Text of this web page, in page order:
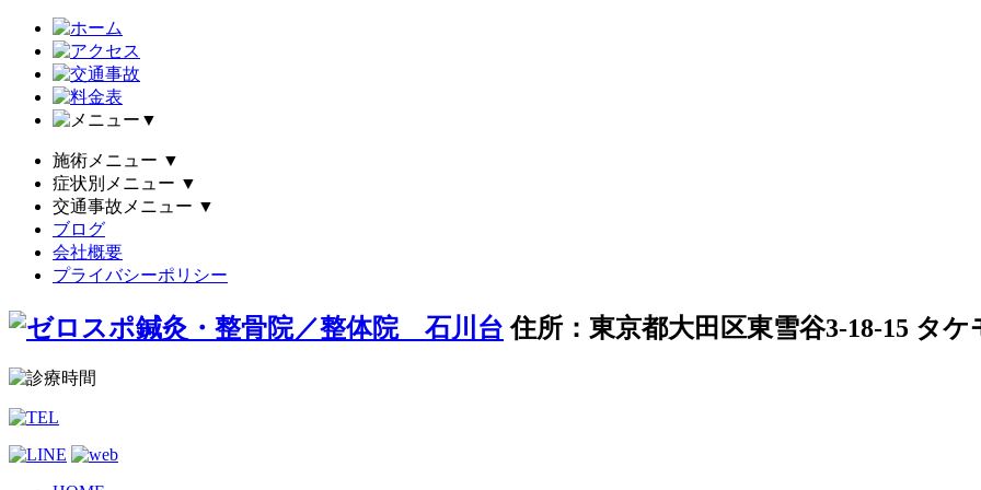
▼
施術メニュー ▼
症状別メニュー ▼
交通事故メニュー ▼
ブログ
会社概要
プライバシーポリシー
住所：東京都大田区東雪谷3-18-15 タ